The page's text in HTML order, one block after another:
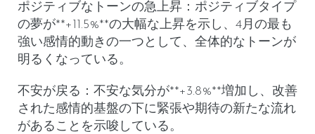
ポジティブなトーンの急上昇 ： ポジティブタイプ
の夢が**+11.5%**の大幅な上昇を示し、4月の最も
強い感情的動きの一つとして、全体的なトーンが
明るくなっている。
不安が戻る ： 不安な気分が**+3.8%**増加し、改善
された感情的基盤の下に緊張や期待の新たな流れ
があることを示唆している。